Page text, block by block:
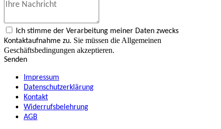
Ich stimme der Verarbeitung meiner Daten zwecks
Kontaktaufnahme zu. Sie müssen die Allgemeinen
Geschäftsbedingungen akzeptieren.
Senden
Impressum
Datenschutzerklärung
Kontakt
Widerrufsbelehrung
AGB